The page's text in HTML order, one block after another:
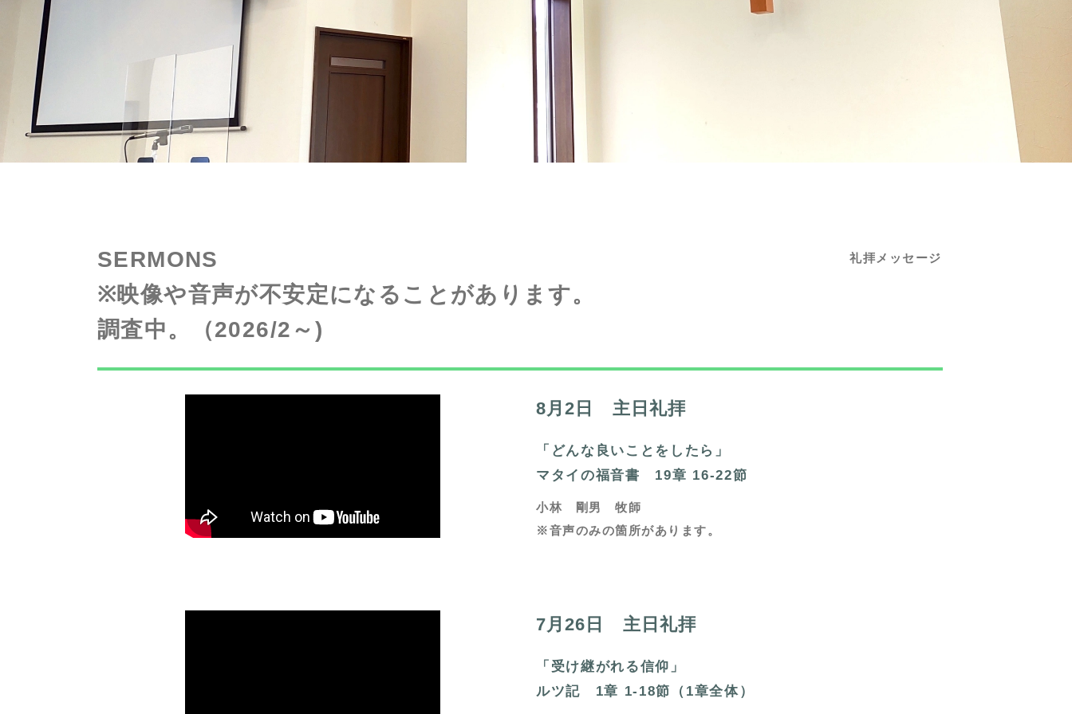
SERMONS
※映像や音声が不安定になることがあります。
調査中。（2026/2～)
礼拝メッセージ
8月2日 主日礼拝
「どんな良いことをしたら」
マタイの福音書 19章 16-22節
小林 剛男 牧師
※音声のみの箇所があります。
7月26日 主日礼拝
「受け継がれる信仰」
ルツ記 1章 1-18節（1章全体）